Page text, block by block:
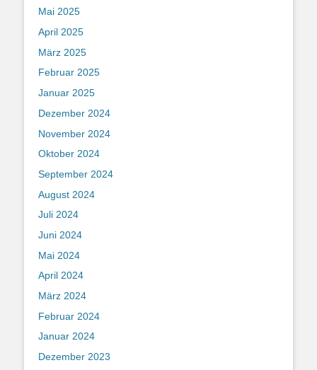
Mai 2025
April 2025
März 2025
Februar 2025
Januar 2025
Dezember 2024
November 2024
Oktober 2024
September 2024
August 2024
Juli 2024
Juni 2024
Mai 2024
April 2024
März 2024
Februar 2024
Januar 2024
Dezember 2023